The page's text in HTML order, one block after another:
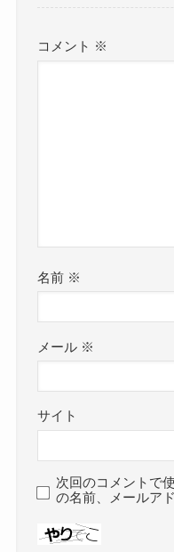
コメント ※
名前 ※
メール ※
サイト
次回のコメントで
の名前、メールア